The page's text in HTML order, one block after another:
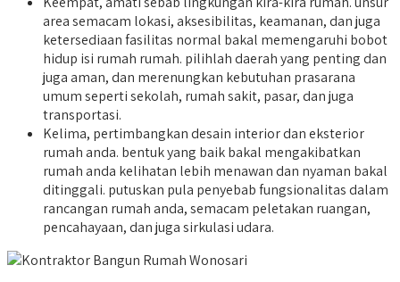
area semacam lokasi, aksesibilitas, keamanan, dan juga
ketersediaan fasilitas normal bakal memengaruhi bobot
hidup isi rumah rumah. pilihlah daerah yang penting dan
juga aman, dan merenungkan kebutuhan prasarana
umum seperti sekolah, rumah sakit, pasar, dan juga
transportasi.
Kelima, pertimbangkan desain interior dan eksterior
rumah anda. bentuk yang baik bakal mengakibatkan
rumah anda kelihatan lebih menawan dan nyaman bakal
ditinggali. putuskan pula penyebab fungsionalitas dalam
rancangan rumah anda, semacam peletakan ruangan,
pencahayaan, dan juga sirkulasi udara.